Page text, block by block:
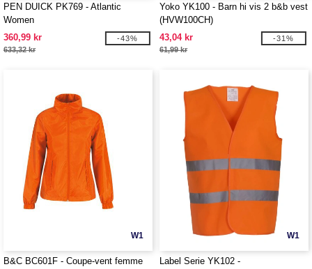
PEN DUICK PK769 - Atlantic
Women
360,99 kr
633,32 kr
-43%
Yoko YK100 - Barn hi vis 2 b&b vest
(HVW100CH)
43,04 kr
61,99 kr
-31%
W1
B&C BC601F - Coupe-vent femme
W1
Label Serie YK102 -